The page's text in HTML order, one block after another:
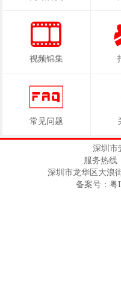
视频锦集
常见问题
深圳市
服务热线
深圳市龙华区大浪
备案号：粤